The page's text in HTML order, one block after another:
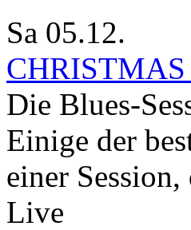
Sa 05.12.
Die Blues-
Einige der
einer
Live